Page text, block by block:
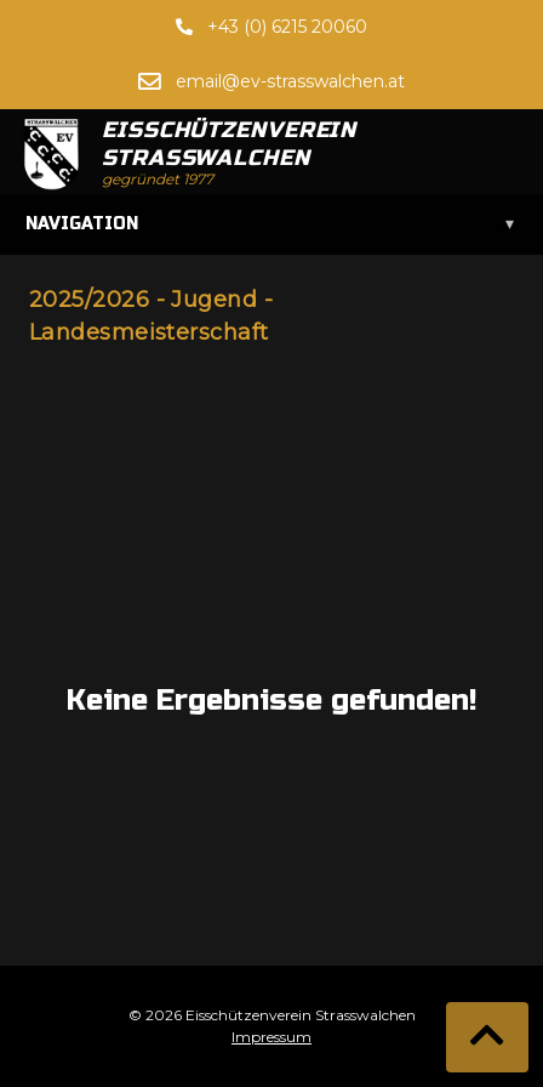
+43 (0) 6215 20060
email@ev-strasswalchen.at
EISSCHÜTZENVEREIN
STRASSWALCHEN
gegründet 1977
NAVIGATION ▾
2025/2026 - Jugend -
Landesmeisterschaft
Keine Ergebnisse gefunden!
© 2026 Eisschützenverein Strasswalchen
Impressum